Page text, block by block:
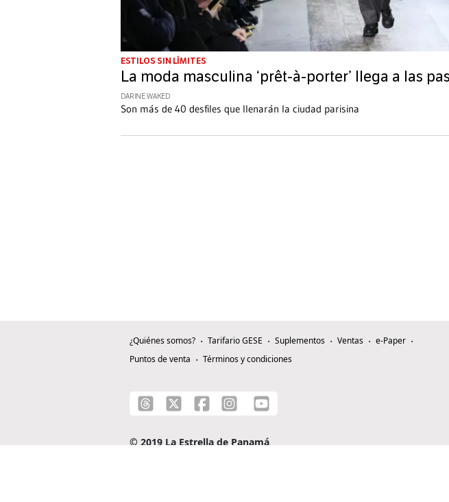
ESTILOS SIN LÍMITES
La moda masculina ‘prêt-à-porter’ llega a las
DARINE WAKED
Son más de 40 desfiles que llenarán la ciudad parisina
¿Quiénes somos? Tarifario GESE Suplementos Ventas
e-Paper
Puntos de venta
Términos y condiciones
© 2019 La Estrella de Panamá